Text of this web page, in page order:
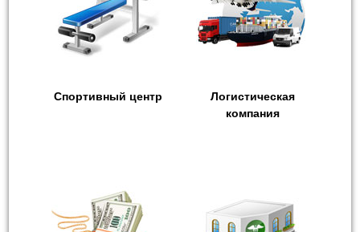
Спортивный центр
Логистическая
компания